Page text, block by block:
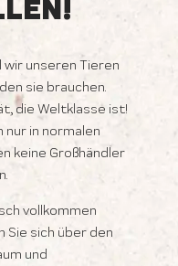
wir unseren Tieren
sie brauchen.
die Weltklasse ist!
nur in normalen
keine Großhändler
vollkommen
Sie sich über den
und